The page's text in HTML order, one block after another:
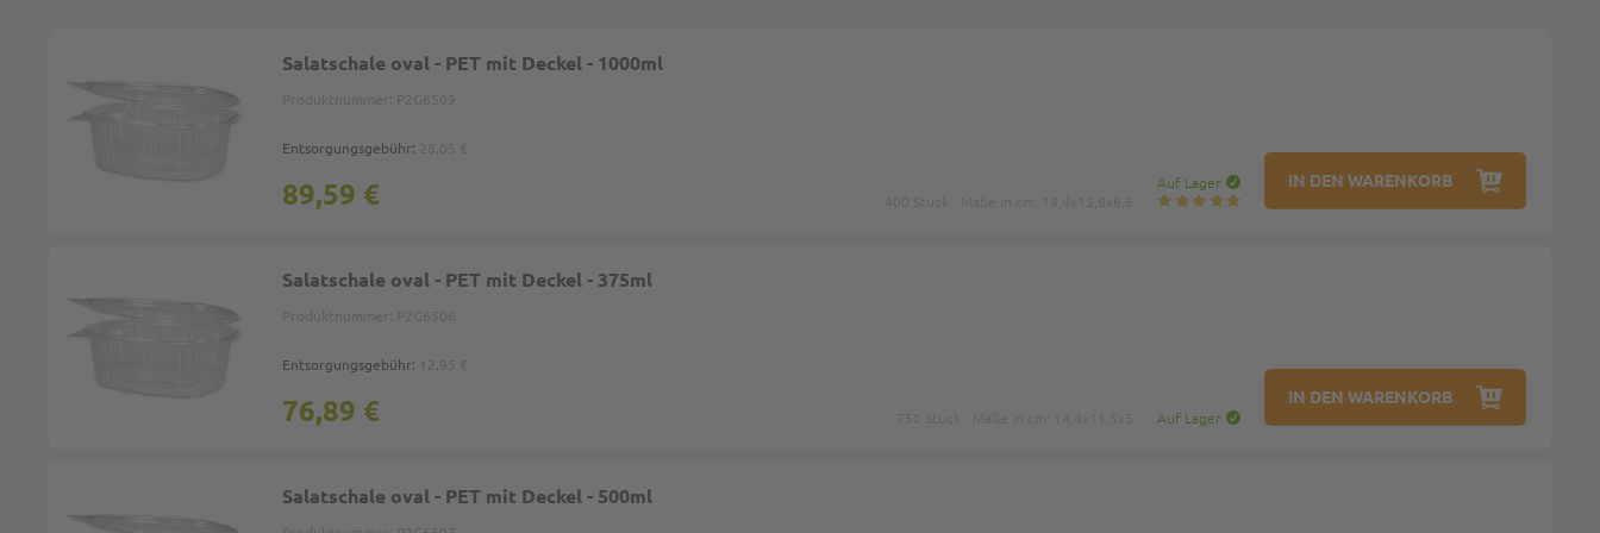
Salatschale oval - PET mit Deckel - 1000ml
Entsorgungsgebühr:
Auf Lager
IN DEN WARENKORB
89,59 €
Salatschale oval - PET mit Deckel - 375ml
Entsorgungsgebühr:
Auf Lager
IN DEN WARENKORB
76,89 €
Salatschale oval - PET mit Deckel - 500ml